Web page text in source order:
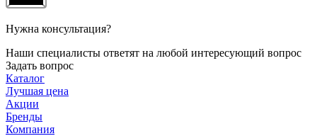
Нужна консультация?
Наши специалисты ответят на любой интересующий вопрос
Задать вопрос
Каталог
Лучшая цена
Акции
Бренды
Компания